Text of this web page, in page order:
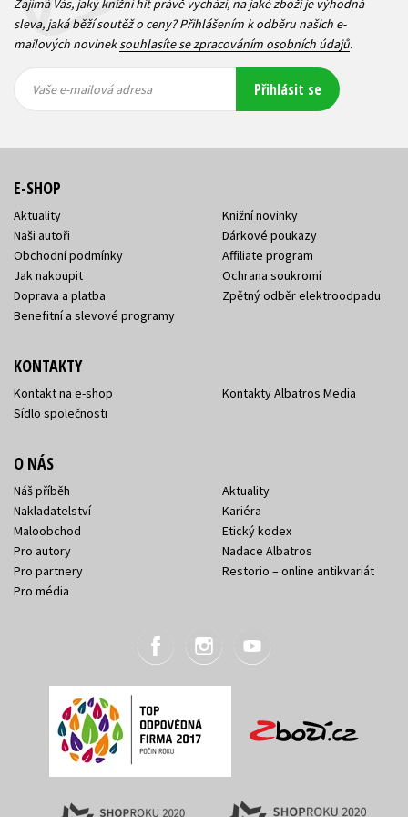
Zajímá Vás, jaký knižní hit právě vychází, na jaké zboží je výhodná
sleva, jaká běží soutěž o ceny? Přihlášením k odběru našich e-
mailových novineksouhlasíte se zpracováním osobních údajů.
mailová
mailová
Vaše e-mailová adresa Přihlásit se
E-SHOP
Aktuality
Naši autoři
Obchodní podmínky
Jak nakoupit
Doprava a platba
Benefitní a slevové programy
Knižní novinky
Dárkové poukazy
Affiliate program
Ochrana soukromí
Zpětný odběr elektroodpadu
KONTAKTY
Kontakt na e-shop
Sídlo společnosti
Kontakty Albatros Media
O NÁS
Náš příběh
Nakladatelství
Maloobchod
Pro autory
Pro partnery
Pro média
Aktuality
Kariéra
Etický kodex
Nadace Albatros
Restorio – online antikvariát